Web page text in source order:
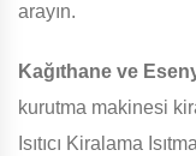
arayın.
Kağıthane ve
kurutma makinesi
Isıtıcı Kiralama